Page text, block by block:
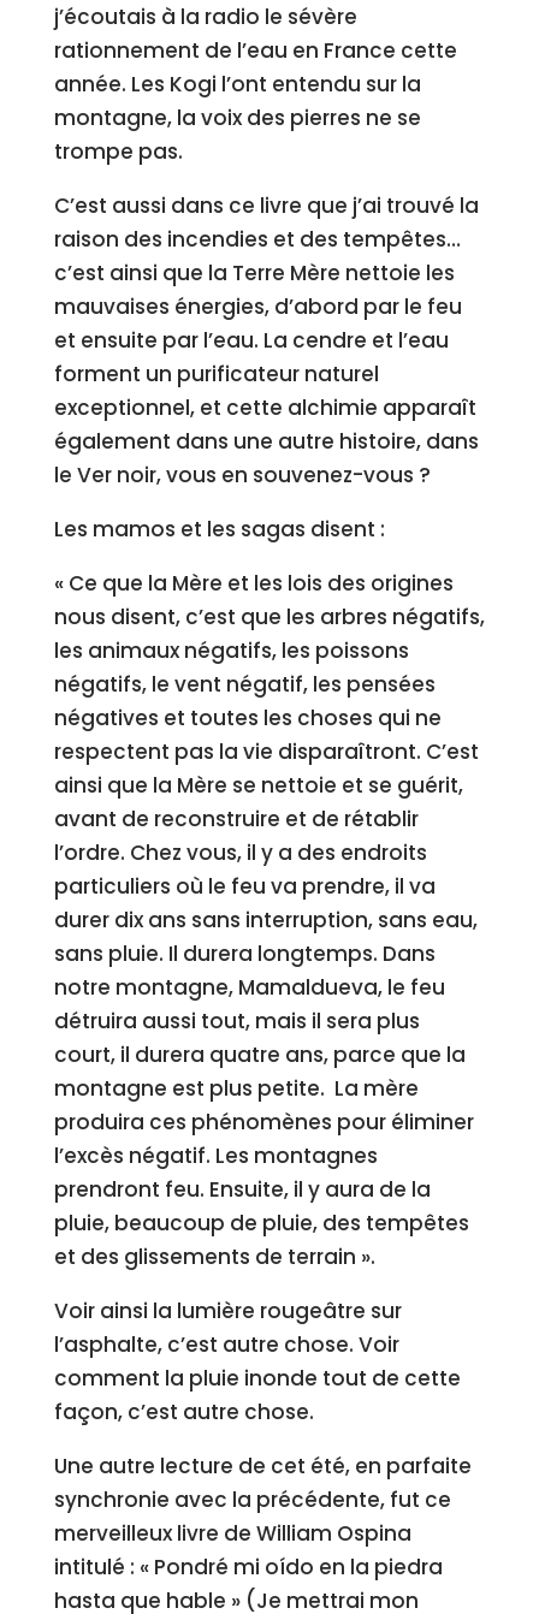
j’écoutais à la radio le sévère
rationnement de l’eau en France cette
année. Les Kogi l’ont entendu sur la
montagne, la voix des pierres ne se
trompe pas.
C’est aussi dans ce livre que j’ai trouvé la
raison des incendies et des tempêtes…
c’est ainsi que la Terre Mère nettoie les
mauvaises énergies, d’abord par le feu
et ensuite par l’eau. La cendre et l’eau
forment un purificateur naturel
exceptionnel, et cette alchimie apparaît
également dans une autre histoire, dans
le Ver noir, vous en souvenez-vous ?
Les mamos et les sagas disent :
« Ce que la Mère et les lois des origines
nous disent, c’est que les arbres négatifs,
les animaux négatifs, les poissons
négatifs, le vent négatif, les pensées
négatives et toutes les choses qui ne
respectent pas la vie disparaîtront. C’est
ainsi que la Mère se nettoie et se guérit,
avant de reconstruire et de rétablir
l’ordre. Chez vous, il y a des endroits
particuliers où le feu va prendre, il va
durer dix ans sans interruption, sans eau,
sans pluie. Il durera longtemps. Dans
notre montagne, Mamaldueva, le feu
détruira aussi tout, mais il sera plus
court, il durera quatre ans, parce que la
montagne est plus petite. La mère
produira ces phénomènes pour éliminer
l’excès négatif. Les montagnes
prendront feu. Ensuite, il y aura de la
pluie, beaucoup de pluie, des tempêtes
et des glissements de terrain ».
Voir ainsi la lumière rougeâtre sur
l’asphalte, c’est autre chose. Voir
comment la pluie inonde tout de cette
façon, c’est autre chose.
Une autre lecture de cet été, en parfaite
synchronie avec la précédente, fut ce
merveilleux livre de William Ospina
intitulé : « Pondré mi oído en la piedra
hasta que hable » (Je mettrai mon